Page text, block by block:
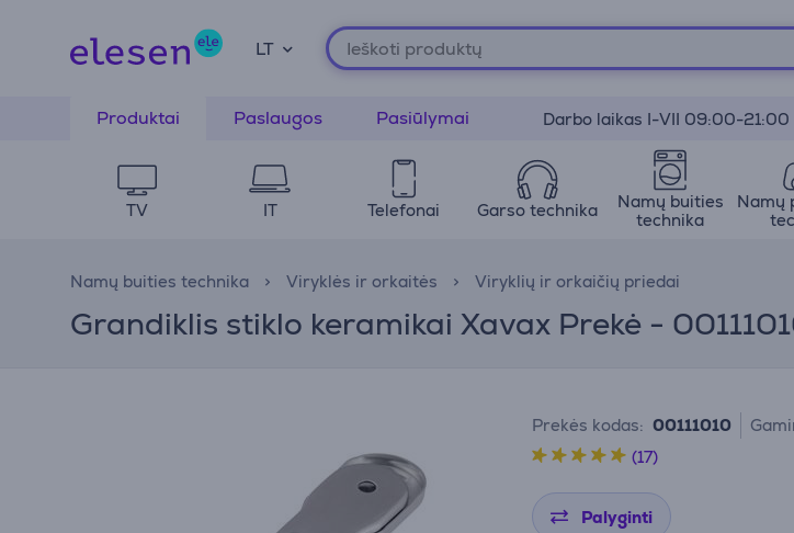
LT
Produktai Paslaugos Pasiūlymai Darbo laikas I-VII 09:00-21:00
TV IT Telefonai Garso technika
Namų buities
technika
Namų
Namų buities technika Viryklės ir orkaitės Viryklių ir orkaičių priedai
Grandiklis stiklo keramikai Xavax Prekė -
Prekės kodas: 00111010
(17)
Palyginti